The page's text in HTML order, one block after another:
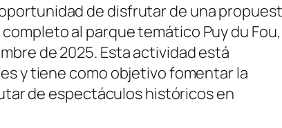
de disfrutar de una
al parque temático Puy du Fou,
de 2025. Esta actividad está
y tiene como objetivo fomentar la
de espectáculos históricos en